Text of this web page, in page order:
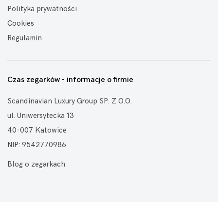
Polityka prywatności
Cookies
Regulamin
Czas zegarków - informacje o firmie
Scandinavian Luxury Group SP. Z O.O.
ul. Uniwersytecka 13
40-007 Katowice
NIP: 9542770986
Blog o zegarkach